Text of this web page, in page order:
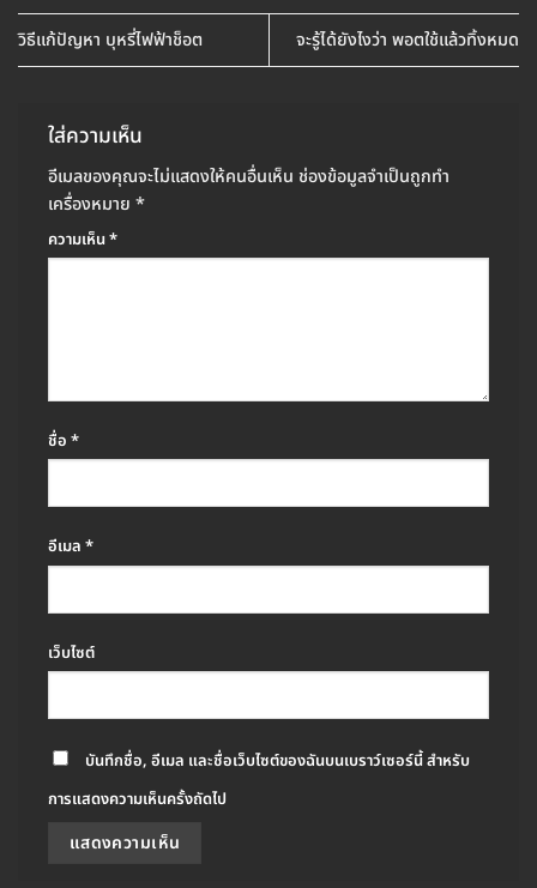
วิธีแก้ปัญหา บุหรี่ไฟฟ้าช็อต จะรู้ได้ยังไงว่า พอตใช้แล้วทิ้งหมด
ใส่ความเห็น
อีเมลของคุณจะไม่แสดงให้คนอื่นเห็น ช่องข้อมูลจำเป็นถูกทำ
เครื่องหมาย *
ความเห็น*
ชื่อ *
อีเมล *
เว็บไซต์
บันทึกชื่อ, อีเมล และชื่อเว็บไซต์ของฉันบนเบราว์เซอร์นี้ สำหรับ
การแสดงความเห็นครั้งถัดไป